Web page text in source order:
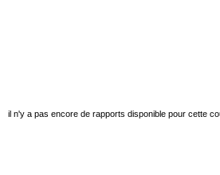
il n'y a pas encore de rapports disponible pour cette